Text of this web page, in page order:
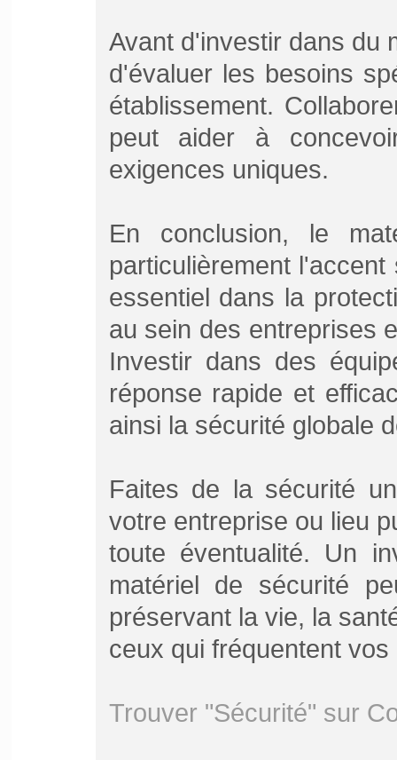
Avant d'investir dans du
d'évaluer les besoins
établissement.
peut aider à
exigences uniques.
En conclusion, le
particulièrement
essentiel dans la
au sein des entreprises
Investir dans des
réponse rapide et
ainsi la sécurité globale
Faites de la sécurité
votre entreprise ou lieu
toute éventualité. Un
matériel de sécurité
préservant la vie, la
ceux qui fréquentent vos
Trouver "Sécurité" sur